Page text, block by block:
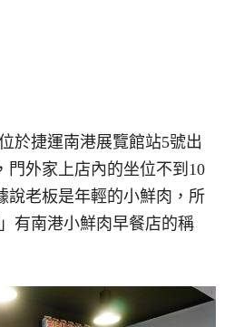
於捷運南港展覽館站5號出
門外家上店內的坐位不到10
說老板是年輕的小鮮肉，所
有南港小鮮肉早餐店的稱